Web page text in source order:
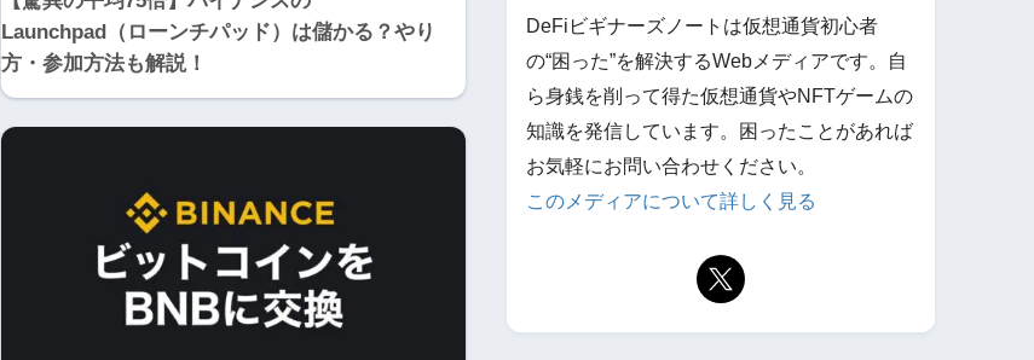
Launchpad（ローンチパッド）は儲かる？やり
方・参加方法も解説！
DeFiビギナーズノートは仮想通貨初心者
の“困った”を解決するWebメディアです。自
ら身銭を削って得た仮想通貨やNFTゲームの
知識を発信しています。困ったことがあれば
お気軽にお問い合わせください。
このメディアについて詳しく見る